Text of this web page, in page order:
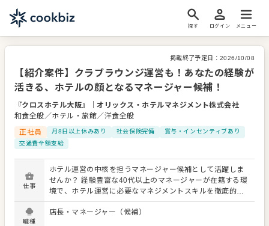
探す ログイン メニュー
掲載終了予定日： 2026/10/08
【紹介案件】クラブラウンジ運営も！あなたの経験が
活きる、ホテルの顔となるマネージャー候補！
『クロスホテル大阪』 ｜オリックス・ホテルマネジメント株式会社
和食全般／ホテル・旅館／洋食全般
正社員
月8日以上休みあり 社会保険完備
賞与・インセンティブあり
交通費全額支給
仕事
ホテル運営の中核を担うマネージャー候補として活躍しま
せんか？ 経験豊富な40代以上のマネージャーが在籍する環
境で、ホテル運営に必要なマネジメントスキルを徹底的に
習得できます。 あなたには、フロント業務（チェックイ
ン・チェックアウト）に加え、人材育成、評価（1on1
職種
店長・マネージャー（候補）